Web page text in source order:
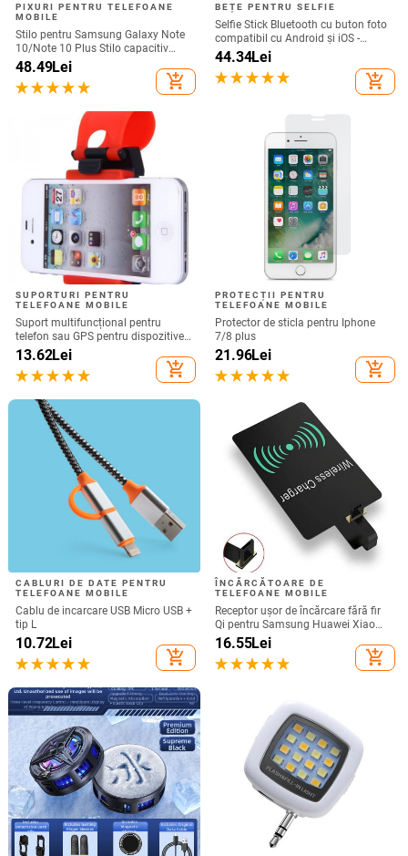
PIXURI PENTRU TELEFOANE
MOBILE
Stilo pentru Samsung Galaxy Note
10/Note 10 Plus Stilo capacitiv
universal Ecran tactil sensibil SPen
Nu este compatibil cu Bluetooth
48.49Lei
add_shopping_cart
BEȚE PENTRU SELFIE
Selfie Stick Bluetooth cu buton foto
compatibil cu Android și iOS -
Negru / Verde
44.34Lei
add_shopping_cart
SUPORTURI PENTRU
TELEFOANE MOBILE
Suport multifuncțional pentru
telefon sau GPS pentru dispozitive
de până la 76 mm / 4,8 inchi
13.62Lei
add_shopping_cart
PROTECȚII PENTRU
TELEFOANE MOBILE
Protector de sticla pentru Iphone
7/8 plus
21.96Lei
add_shopping_cart
CABLURI DE DATE PENTRU
TELEFOANE MOBILE
Cablu de incarcare USB Micro USB +
tip L
10.72Lei
add_shopping_cart
ÎNCĂRCĂTOARE DE
TELEFOANE MOBILE
Receptor ușor de încărcare fără fir
Qi pentru Samsung Huawei Xiaomi
Adaptor de încărcare rapid fără fir
micro USB tip C universal
16.55Lei
add_shopping_cart